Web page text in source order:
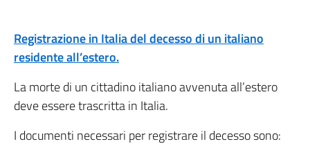
Registrazione in Italia del decesso di un italiano
residente all’estero.
La morte di un cittadino italiano avvenuta all’estero
deve essere trascritta in Italia.
I documenti necessari per registrare il decesso sono: